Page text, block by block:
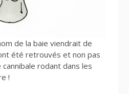
de la baie viendrait de
été retrouvés et non pas
cannibale rodant dans les
!